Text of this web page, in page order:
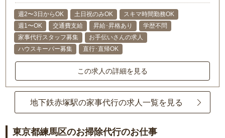
週2〜3日からOK 土日祝のみOK
スキマ時間勤務OK
週1〜OK
交通費支給 昇給･昇格あり
学歴不問
家事代行スタッフ募集
お手伝いさんの求人
ハウスキーパー募集
直行･直帰OK
この求人の詳細を見る
地下鉄赤塚駅の家事代行の求人一覧を見る
東京都練馬区のお掃除代行のお仕事